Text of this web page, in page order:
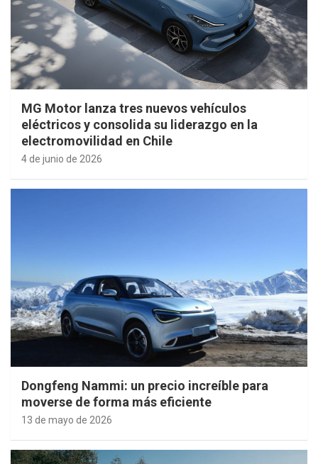
MG Motor lanza tres nuevos vehículos
eléctricos y consolida su liderazgo en la
electromovilidad en Chile
4 de junio de 2026
Dongfeng Nammi: un precio increíble para
moverse de forma más eficiente
13 de mayo de 2026